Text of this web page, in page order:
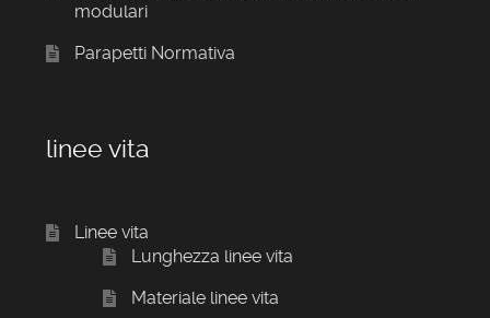
modulari
Parapetti Normativa
linee vita
Linee vita
Lunghezza linee vita
Materiale linee vita